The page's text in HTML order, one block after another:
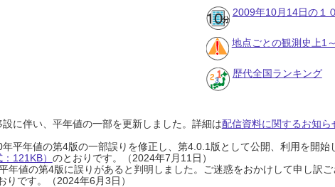
2009年10月14日の１
地点ごとの観測史上1
歴代全国ランキング
に伴い、平年値の一部を更新しました。詳細は配信資料に関するお知ら
平年値の第4版の一部誤りを修正し、第4.0.1版として公開、利用を開始
121KB） のとおりです。（2024年7月11日）
年値の第4版に誤りがあると判明しました。ご迷惑をおかけして申し訳
りです。（2024年6月3日）